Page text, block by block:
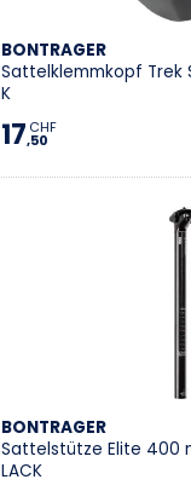
BONTRAGER
Sattelklemmkopf Trek
K
17,50
CHF
BONTRAGER
Sattelstütze Elite 400
LACK